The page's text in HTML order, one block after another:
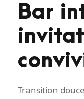
Bar
Transition